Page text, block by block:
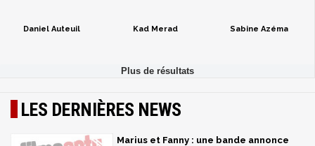
Daniel Auteuil Kad Merad Sabine Azéma
LES DERNIÈRES NEWS
Marius et Fanny : une bande annonce